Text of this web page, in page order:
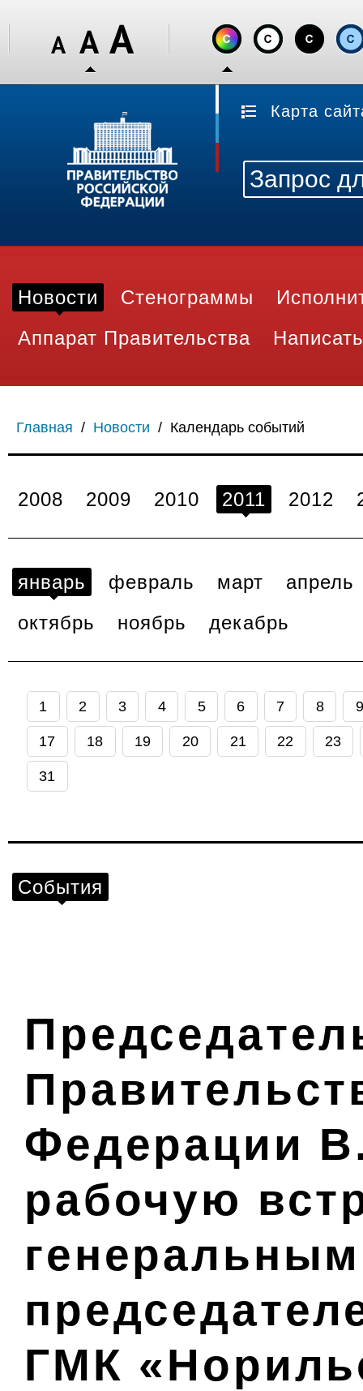
Карта
Новости Стенограммы
Аппарат Правительства
Главная / Новости / Календарь событий
2008 2009 2010 2011 2012
январь февраль март
апрель
октябрь
ноябрь декабрь
1 2 3 4 5 6 7 8 9
17 18 19 20 21 22 23
31
События
Федерации
рабочую
ГМК